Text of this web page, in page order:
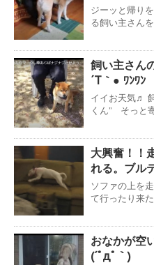
ジーッと帰り
る飼い主さん
飼い主さん
´T｀● ﾜﾝﾜﾝ
イイお天気♬
くん” そっと
大興奮！！
れる。ブル
ソファの上を
て行ったり来
おなかが空
(´ﾟдﾟ｀)